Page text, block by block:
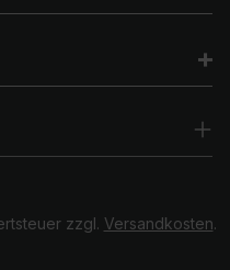
zzgl. Versandkosten.